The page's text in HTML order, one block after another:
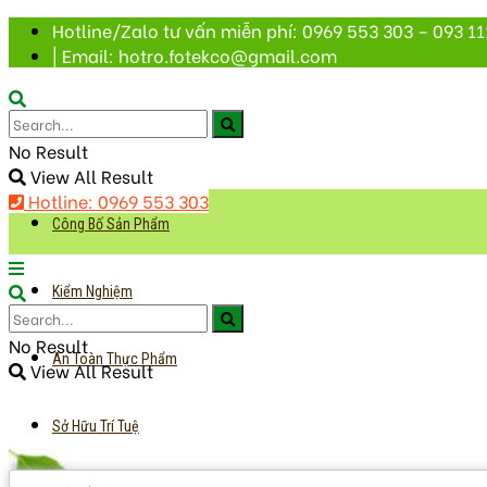
Hotline/Zalo tư vấn miễn phí: 0969 553 303 – 093
| Email: hotro.fotekco@gmail.com
No Result
View All Result
Hotline: 0969 553 303
Công Bố Sản Phẩm
Kiểm Nghiệm
An Toàn Thực Phẩm
Sở Hữu Trí Tuệ
No Result
View All Result